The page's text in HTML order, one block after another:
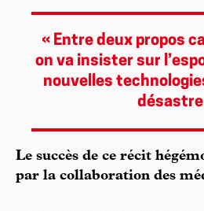
« Entre deux propos
on va insister sur
nouvelles
désastre
Le succès de ce récit
par la collaboration des